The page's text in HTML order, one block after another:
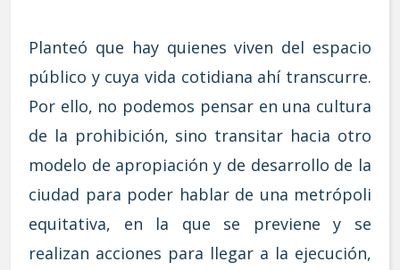
Planteó que hay quienes viven del espacio
público y cuya vida cotidiana ahí transcurre.
Por ello, no podemos pensar en una cultura
de la prohibición, sino transitar hacia otro
modelo de apropiación y de desarrollo de la
ciudad para poder hablar de una metrópoli
equitativa, en la que se previene y se
realizan acciones para llegar a la ejecución,